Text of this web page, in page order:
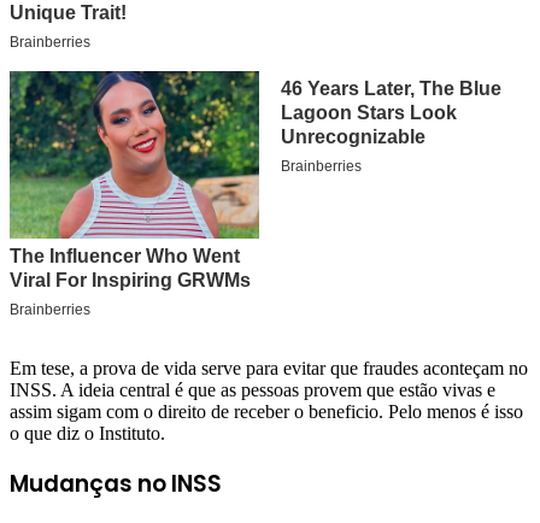
Em tese, a prova de vida serve para evitar que fraudes aconteçam no
INSS. A ideia central é que as pessoas provem que estão vivas e
assim sigam com o direito de receber o beneficio. Pelo menos é isso
o que diz o Instituto.
Mudanças no INSS